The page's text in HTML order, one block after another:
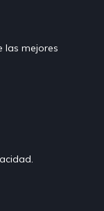
las mejores